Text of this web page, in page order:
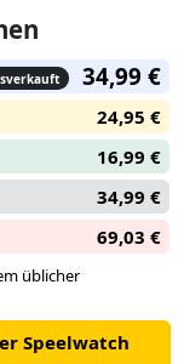
34,99 €
24,95 €
16,99 €
34,99 €
69,03 €
üblicher
Speelwatch